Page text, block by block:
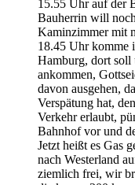
15.55 Uhr auf der
Bauherrin will
Kaminzimmer mit
18.45 Uhr komme
Hamburg, dort soll
ankommen,
davon ausgehen,
Verspätung hat,
Verkehr erlaubt,
Bahnhof vor und
Jetzt heißt es Gas
nach Westerland
ziemlich frei, wir